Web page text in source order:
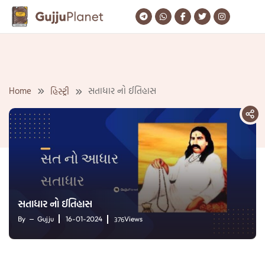
Skip
Home હિસ્ટ્રી સતાધાર નો ઈતિહાસ
સતાધાર નો ઈતિહાસ
By Gujju 16-01-2024 376Views